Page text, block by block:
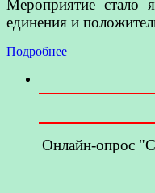
Мероприятие стало
единения и
Подробнее
Онлайн-опрос